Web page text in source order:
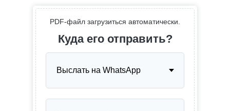
PDF-файл загрузиться автоматически.
Куда его отправить?